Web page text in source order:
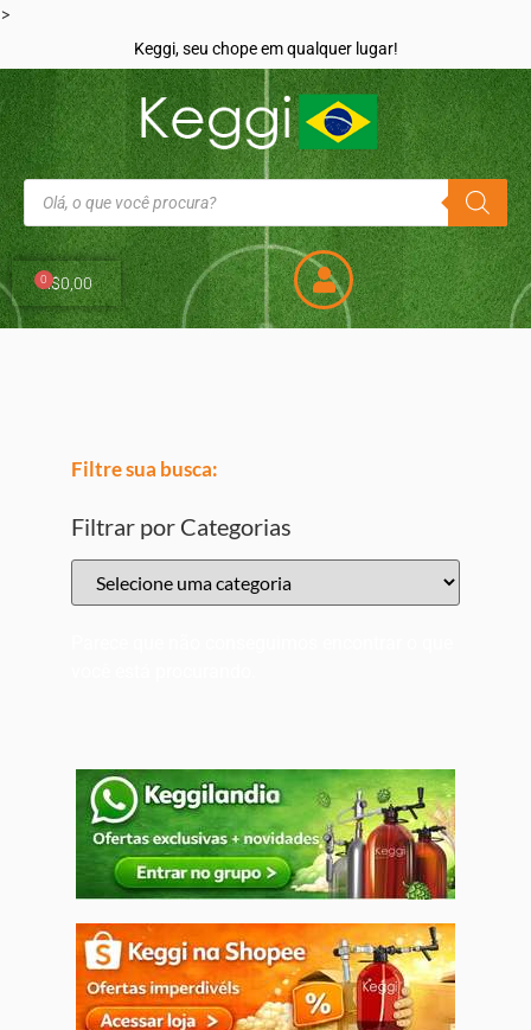
>
Keggi, seu chope em qualquer lugar!
R$0,00
0
Filtre sua busca:
Filtrar por Categorias